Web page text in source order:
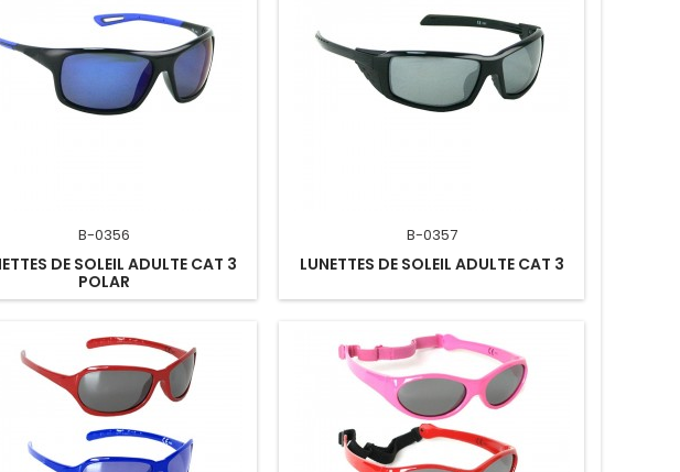
B-0356
DE SOLEIL ADULTE CAT 3
POLAR
B-0357
LUNETTES DE SOLEIL ADULTE CAT 3